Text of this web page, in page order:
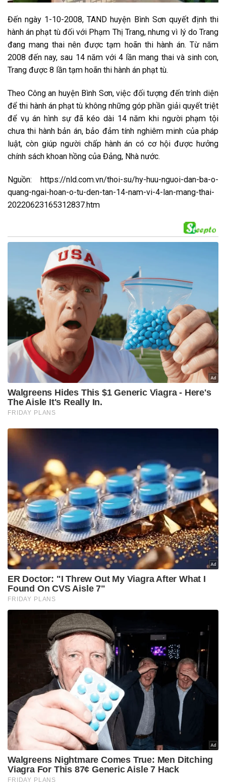
Đến ngày 1-10-2008, TAND huyện Bình Sơn quyết định thi
hành án phạt tù đối với Phạm Thị Trang, nhưng vì lý do Trang
đang mang thai nên được tạm hoãn thi hành án. Từ năm
2008 đến nay, sau 14 năm với 4 lần mang thai và sinh con,
Trang được 8 lần tạm hoãn thi hành án phạt tù.
Theo Công an huyện Bình Sơn, việc đối tượng đến trình diện
để thi hành án phạt tù không những góp phần giải quyết triệt
để vụ án hình sự đã kéo dài 14 năm khi người phạm tội
chưa thi hành bản án, bảo đảm tính nghiêm minh của pháp
luật, còn giúp người chấp hành án có cơ hội được hưởng
chính sách khoan hồng của Đảng, Nhà nước.
Nguồn: https://nld.com.vn/thoi-su/hy-huu-nguoi-dan-ba-o-
quang-ngai-hoan-o-tu-den-tan-14-nam-vi-4-lan-mang-thai-
20220623165312837.htm